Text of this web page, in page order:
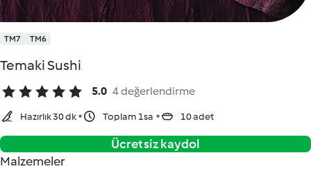
TM7 TM6
Temaki Sushi
5.0 4 değerlendirme
Hazırlık 30 dk Toplam 1sa 10 adet
Ücretsiz kaydol
Malzemeler